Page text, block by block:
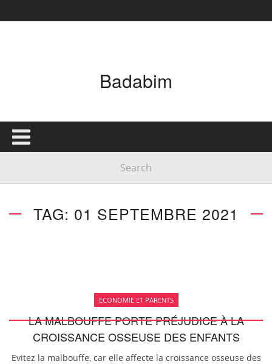
Badabim
TAG: 01 SEPTEMBRE 2021
ECONOMIE ET PARENTS
LA MALBOUFFE PORTE PRÉJUDICE À LA
CROISSANCE OSSEUSE DES ENFANTS
Evitez la malbouffe, car elle affecte la croissance osseuse des